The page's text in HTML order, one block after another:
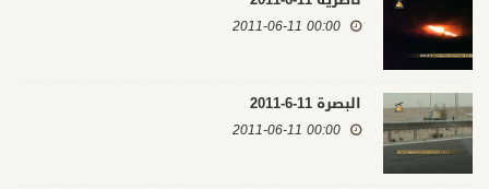
00:00 2011-06-11
البصرة 11-6-2011
00:00 2011-06-11